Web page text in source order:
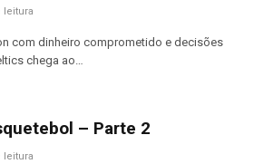
leitura
com dinheiro comprometido e decisões
chega ao…
– Parte 2
leitura